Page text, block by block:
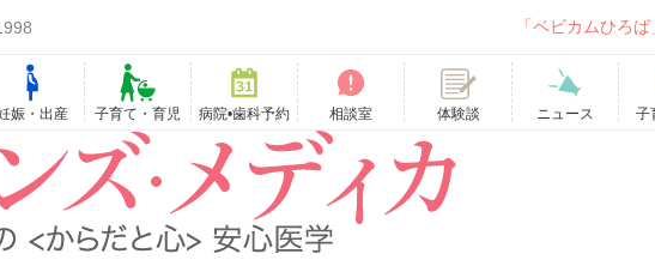
「ベビカムひろ
娠・出産 子育て・育児 病院•歯科予約 相談室 体験談 ニュース 子